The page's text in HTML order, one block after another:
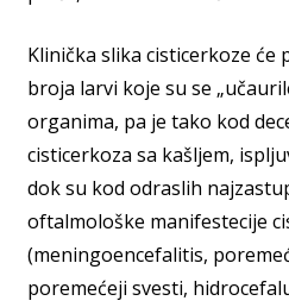
Klinička slika cisticerkoze će
broja larvi koje su se
organima, pa je tako kod
cisticerkoza sa kašljem,
dok su kod odraslih
oftalmološke manifestecije
(meningoencefalitis,
poremećeji svesti,